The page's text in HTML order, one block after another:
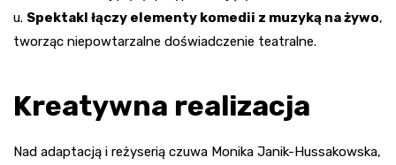
u. Spektakl łączy elementy komedii z muzyką na żywo,
tworząc niepowtarzalne doświadczenie teatralne.
Kreatywna realizacja
Nad adaptacją i reżyserią czuwa Monika Janik-Hussakowska,